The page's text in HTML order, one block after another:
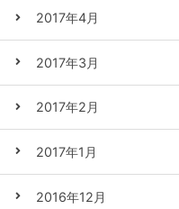
2017年4月
2017年3月
2017年2月
2017年1月
2016年12月